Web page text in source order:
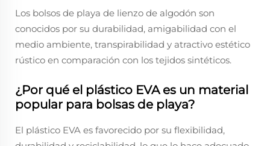
Los bolsos de playa de lienzo de algodón son
conocidos por su durabilidad, amigabilidad con el
medio ambiente, transpirabilidad y atractivo estético
rústico en comparación con los tejidos sintéticos.
¿Por qué el plástico EVA es un material
popular para bolsas de playa?
El plástico EVA es favorecido por su flexibilidad,